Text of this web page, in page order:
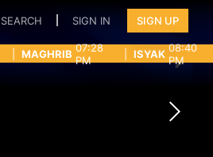
SEARCH SIGN IN SIGN UP
MAGHRIB 07:28
PM
ISYAK 08:40
PM